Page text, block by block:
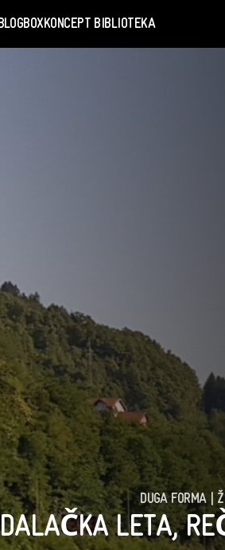
KONCEPT BIBLIOTEKA
DUGA FORMA|
LETA,